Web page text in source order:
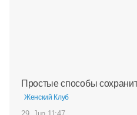
Простые способы
Женский Клуб